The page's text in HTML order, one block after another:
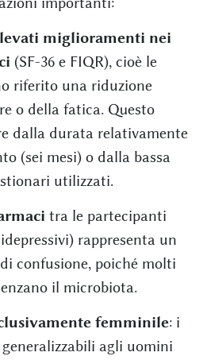
miglioramenti nei
(SF-36 e FIQR), cioè le
riferito una riduzione
o della fatica. Questo
dalla durata relativamente
(sei mesi) o dalla bassa
utilizzati.
tra le partecipanti
rappresenta un
confusione, poiché molti
il microbiota.
femminile: i
agli uomini